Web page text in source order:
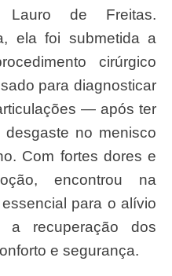
Lauro de Freitas.
ela foi submetida a
cirúrgico
para diagnosticar
— após ter
no menisco
Com fortes dores e
encontrou na
para o alívio
recuperação dos
e segurança.